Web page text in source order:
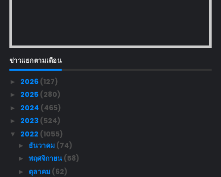
ข่าวแยกตามเดือน
► 2026 (127)
► 2025 (280)
► 2024 (465)
► 2023 (524)
▼ 2022 (1055)
► ธันวาคม (74)
► พฤศจิกายน (58)
► ตุลาคม (62)